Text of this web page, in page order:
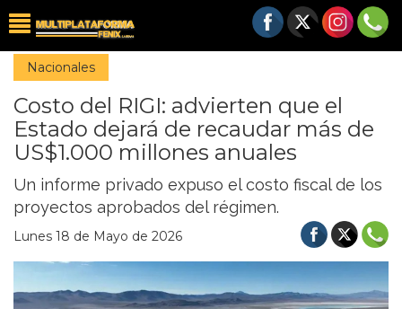
Nacionales
Costo del RIGI: advierten que el
Estado dejará de recaudar más de
US$1.000 millones anuales
Un informe privado expuso el costo fiscal de los
proyectos aprobados del régimen.
Lunes 18 de Mayo de 2026